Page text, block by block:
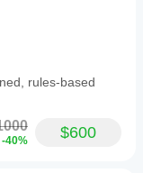
rules-based
-40% $600